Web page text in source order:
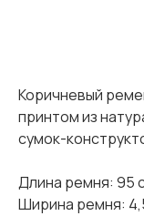
Коричневый
принтом из
сумок-
Длина ремня: 95
Ширина ремня: